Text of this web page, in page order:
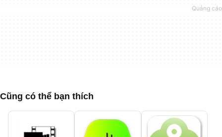
Cũng có thể bạn thích